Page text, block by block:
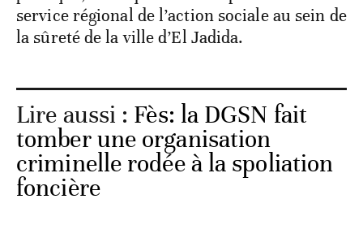
service régional de l’action sociale au sein de
la sûreté de la ville d’El Jadida.
Lire aussi : Fès: la DGSN fait
tomber une organisation
criminelle rodée à la spoliation
foncière